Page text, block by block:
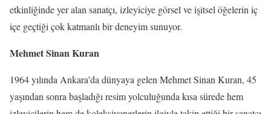
etkinliğinde yer alan sanatçı, izleyiciye görsel ve işitsel öğelerin iç
içe geçtiği çok katmanlı bir deneyim sunuyor.
Mehmet Sinan Kuran
1964 yılında Ankara’da dünyaya gelen Mehmet Sinan Kuran, 45
yaşından sonra başladığı resim yolculuğunda kısa sürede hem